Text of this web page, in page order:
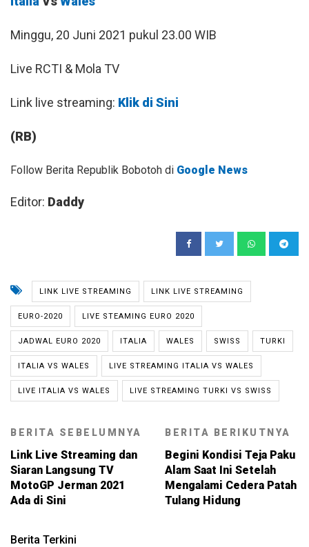
Minggu, 20 Juni 2021 pukul 23.00 WIB
Live RCTI & Mola TV
Link live streaming: Klik di Sini
(RB)
Follow Berita Republik Bobotoh di Google News
Editor: Daddy
LINK LIVE STREAMING LINK LIVE STREAMING
EURO-2020 LIVE STEAMING EURO 2020
JADWAL EURO 2020 ITALIA WALES SWISS TURKI
ITALIA VS WALES LIVE STREAMING ITALIA VS WALES
LIVE ITALIA VS WALES LIVE STREAMING TURKI VS SWISS
BERITA SEBELUMNYA
Link Live Streaming dan
Siaran Langsung TV
MotoGP Jerman 2021
Ada di Sini
BERITA BERIKUTNYA
Begini Kondisi Teja Paku
Alam Saat Ini Setelah
Mengalami Cedera Patah
Tulang Hidung
Berita Terkini